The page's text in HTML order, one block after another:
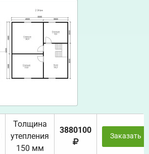
Толщина
утепления
150 мм
3880100
Заказать